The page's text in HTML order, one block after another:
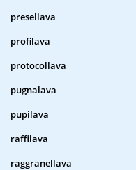
presellava
profilava
protocollava
pugnalava
pupilava
raffilava
raggranellava